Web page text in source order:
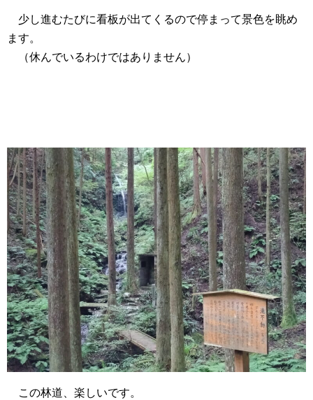
少し進むたびに看板が出てくるので停まって景色を眺め
ます。
（休んでいるわけではありません）
この林道、楽しいです。